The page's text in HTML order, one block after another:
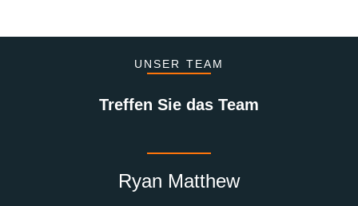
UNSER TEAM
Treffen Sie das Team
Ryan Matthew